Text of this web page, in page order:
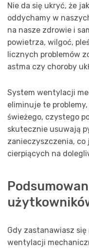
Nie da się ukryć, że
oddychamy w
na nasze zdrowie i
powietrza, wilgoć,
licznych problemów
astma czy choroby
System wentylacji
eliminuje te
świeżego, czystego
skutecznie usuwają
zanieczyszczenia, co
cierpiących na
Gdy zastanawiasz
wentylacji